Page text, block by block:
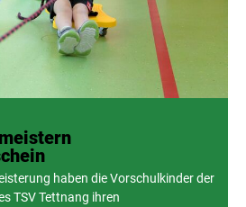
haben die Vorschulkinder der
TSV Tettnang ihren